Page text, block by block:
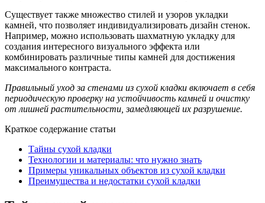
Существует также множество стилей и узоров укладки
камней, что позволяет индивидуализировать дизайн стенок.
Например, можно использовать шахматную укладку для
создания интересного визуального эффекта или
комбинировать различные типы камней для достижения
максимального контраста.
Правильный уход за стенами из сухой кладки включает в себя
периодическую проверку на устойчивость камней и очистку
от лишней растительности, замедляющей их разрушение.
Краткое содержание статьи
Тайны сухой кладки
Технологии и материалы: что нужно знать
Примеры уникальных объектов из сухой кладки
Преимущества и недостатки сухой кладки